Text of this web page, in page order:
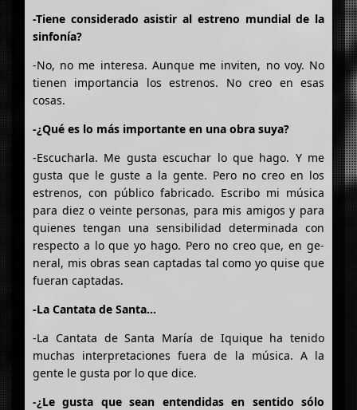
-Tiene considerado asistir al estreno mundial de la
sinfonía?
-No, no me interesa. Aunque me inviten, no voy. No
tienen importancia los estrenos. No creo en esas
cosas.
-¿Qué es lo más importante en una obra suya?
-Escucharla. Me gusta escuchar lo que hago. Y me
gusta que le guste a la gente. Pero no creo en los
estrenos, con público fabricado. Escribo mi música
para diez o veinte personas, para mis amigos y para
quienes tengan una sensibilidad determinada con
respecto a lo que yo hago. Pero no creo que, en ge-
neral, mis obras sean captadas tal como yo quise que
fueran captadas.
-La Cantata de Santa…
-La Cantata de Santa María de Iquique ha tenido
muchas interpretaciones fuera de la música. A la
gente le gusta por lo que dice.
-¿Le gusta que sean entendidas en sentido sólo